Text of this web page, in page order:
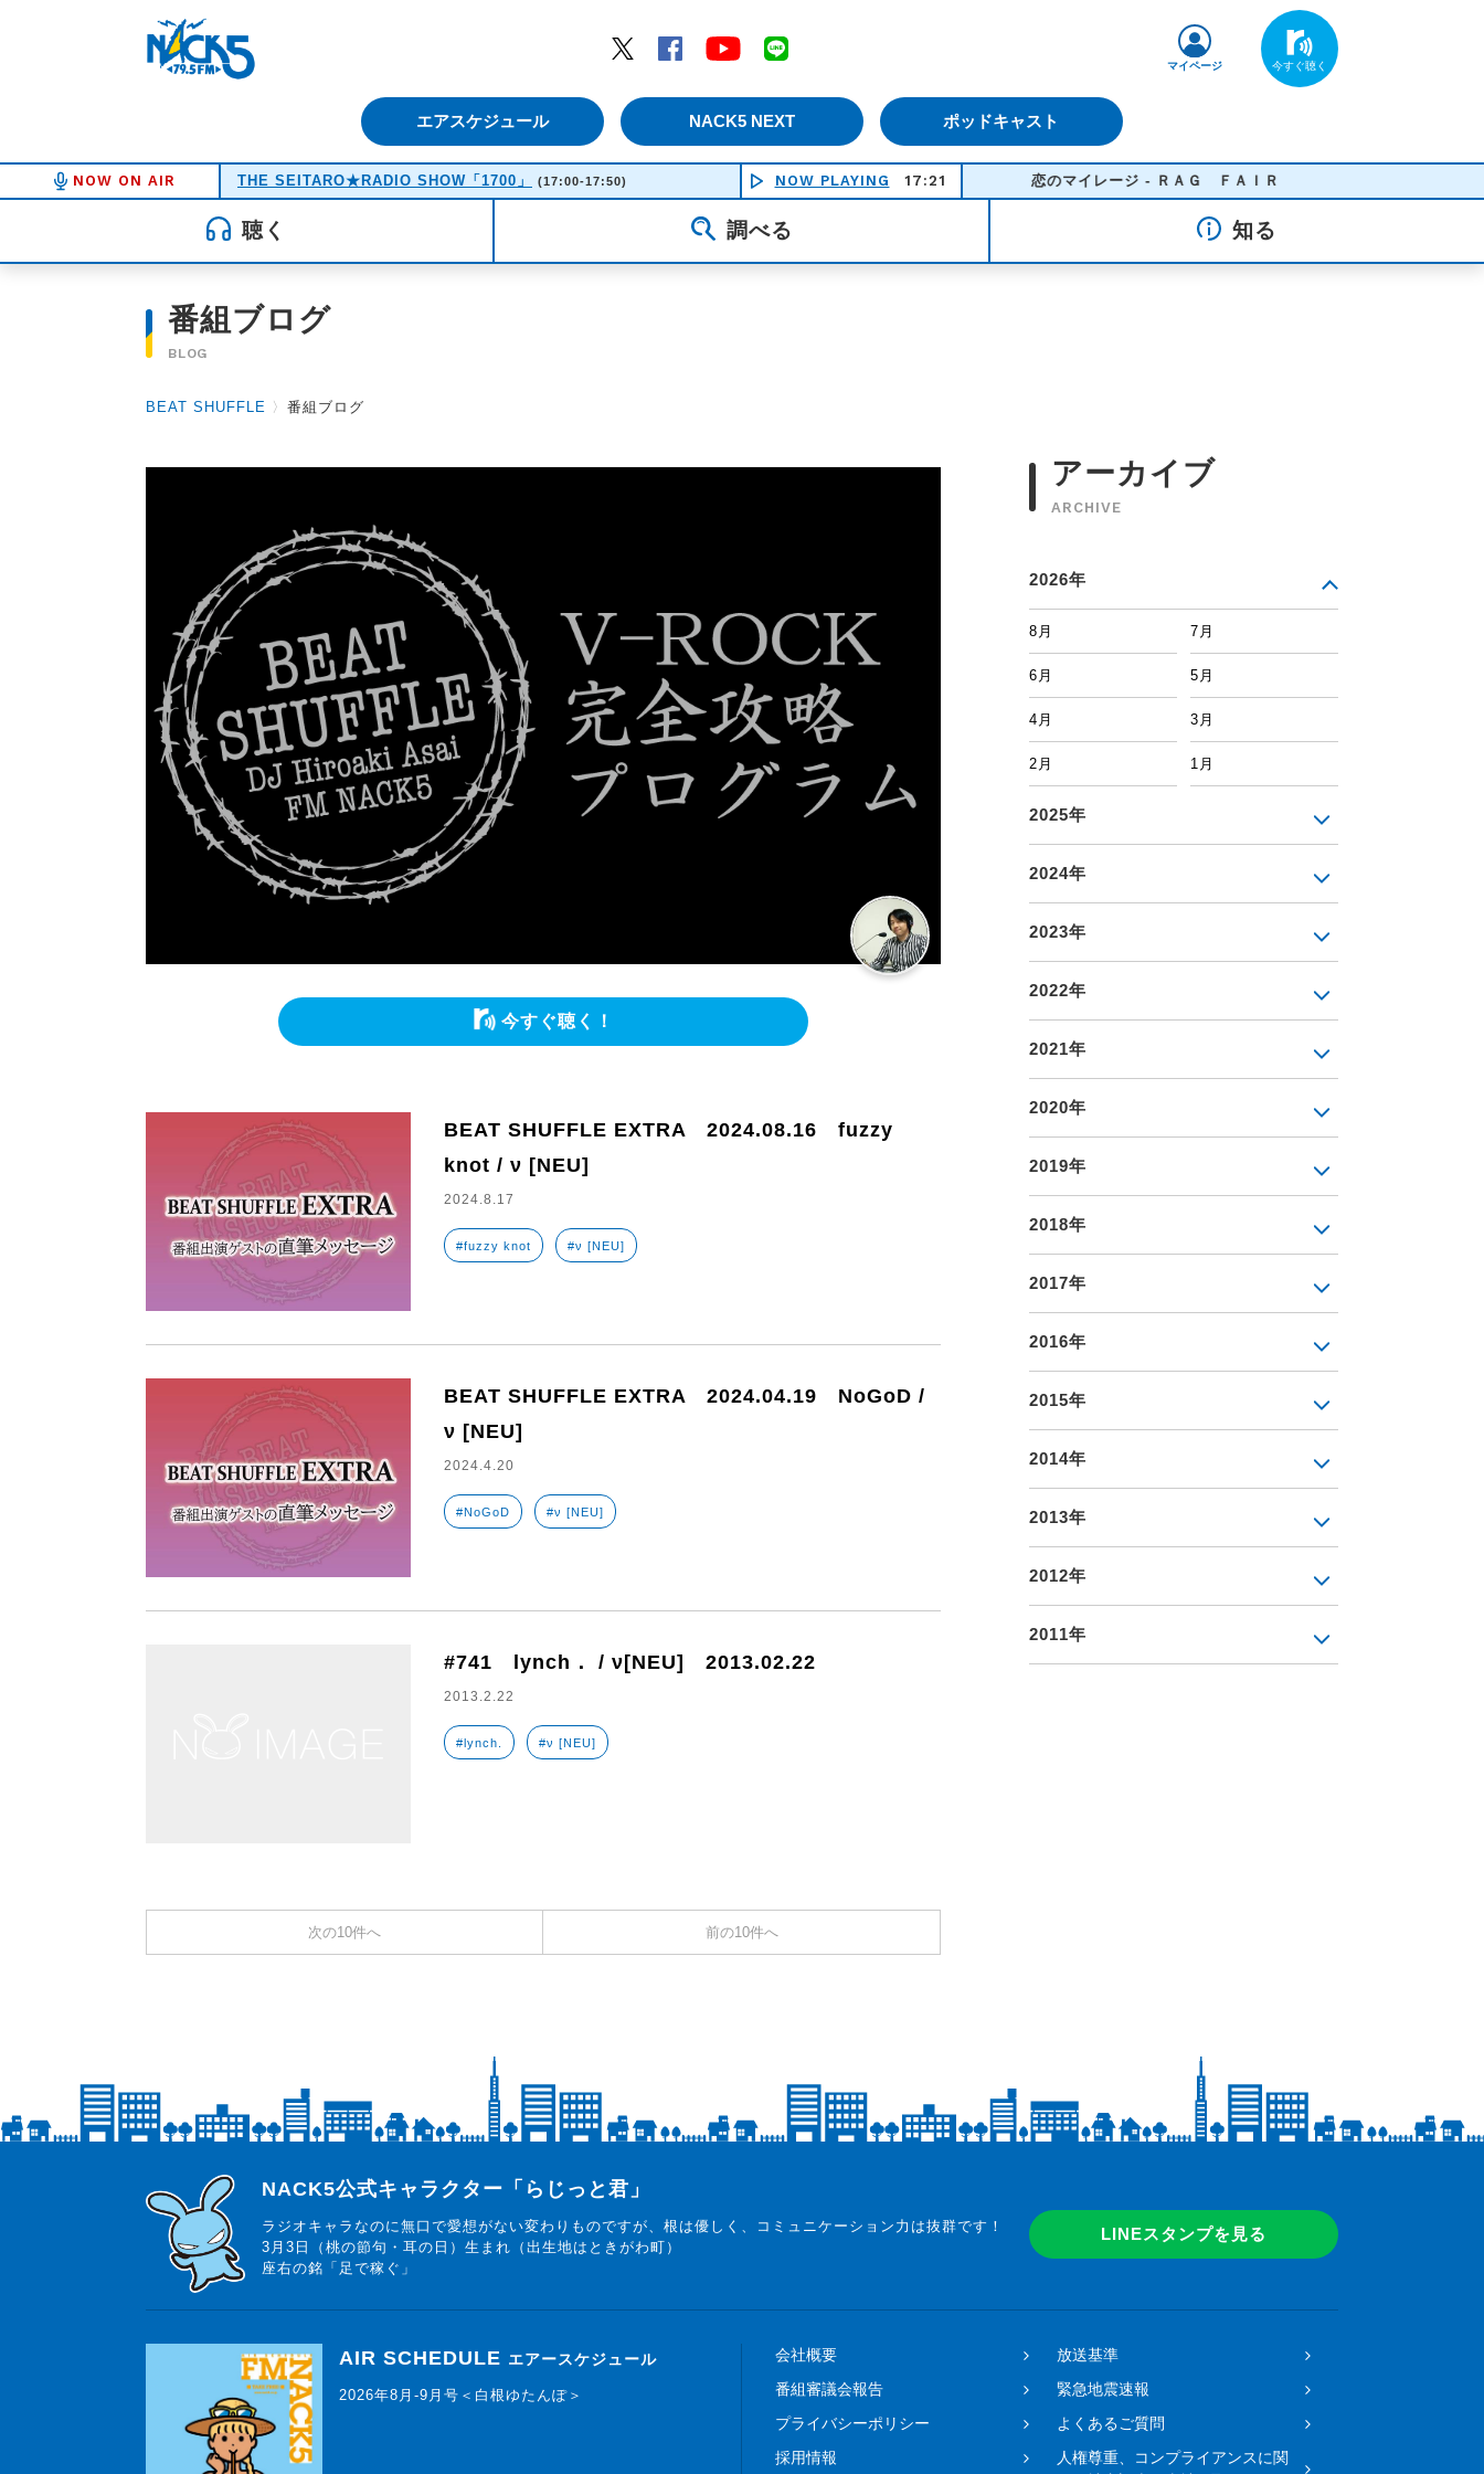
Twitter
Facebook YouTube
エアスケジュール NACK5 NEXT ポッドキャスト
マイページ
NOW ON AIR THE SEITARO★RADIO SHOW「1700」 (17:00-17:50) NOW PLAYING 17:21 恋のマイレージ - ＲＡＧ ＦＡＩＲ
聴く 調べる 知る
番組ブログ
BLOG
BEAT SHUFFLE 〉 番組ブログ
今すぐ聴く！
BEAT SHUFFLE EXTRA 2024.08.16 fuzzy
knot / ν [NEU]
2024.8.17
#fuzzy knot #ν [NEU]
BEAT SHUFFLE EXTRA 2024.04.19 NoGoD /
ν [NEU]
2024.4.20
#NoGoD #ν [NEU]
#741 lynch． / ν[NEU] 2013.02.22
2013.2.22
#lynch. #ν [NEU]
次の10件へ 前の10件へ
アーカイブ
ARCHIVE
2026年
8月 7月
6月 5月
4月 3月
2月 1月
2025年
2024年
2023年
2022年
2021年
2020年
2019年
2018年
2017年
2016年
2015年
2014年
2013年
2012年
2011年
らじっと君
NACK5公式キャラクター「らじっと君」
ラジオキャラなのに無口で愛想がない変わりものですが、根は優しく、コミュニケーション力は抜群です！
3月3日（桃の節句・耳の日）生まれ（出生地はときがわ町）
座右の銘「足で稼ぐ」
LINEスタンプを見る
AIR SCHEDULE エアースケジュール
2026年8月-9月号＜白根ゆたんぽ＞
会社概要
放送基準
番組審議会報告
緊急地震速報
プライバシーポリシー
よくあるご質問
採用情報
人権尊重、コンプライアンスに関